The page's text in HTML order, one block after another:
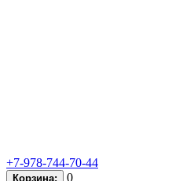
+7-978-744-70-44
Корзина: 0